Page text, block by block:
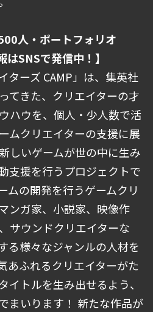
人・ポートフォリオ
SNSで発信中！】
ターズ CAMP」は、集英社
てきた、クリエイターの才
ハウを、個人・少人数で活
ムクリエイターの支援に展
しいゲームが世の中に生み
支援を行うプロジェクトで
ムの開発を行うゲームクリ
ンガ家、小説家、映像作
サウンドクリエイターな
る様々なジャンルの人材を
あふれるクリエイターがた
イトルを生み出せるよう、
まいります！ 新たな作品が